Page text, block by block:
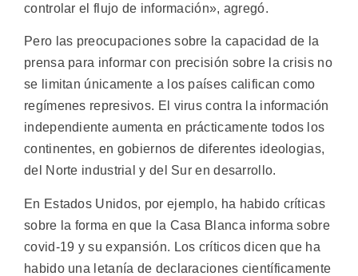
controlar el flujo de información», agregó.
Pero las preocupaciones sobre la capacidad de la
prensa para informar con precisión sobre la crisis no
se limitan únicamente a los países califican como
regímenes represivos. El virus contra la información
independiente aumenta en prácticamente todos los
continentes, en gobiernos de diferentes ideologias,
del Norte industrial y del Sur en desarrollo.
En Estados Unidos, por ejemplo, ha habido críticas
sobre la forma en que la Casa Blanca informa sobre
covid-19 y su expansión. Los críticos dicen que ha
habido una letanía de declaraciones científicamente